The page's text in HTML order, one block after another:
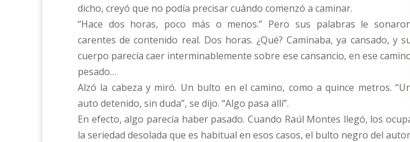
dicho, creyó que no podía precisar cuándo comenzó a caminar.
“Hace dos horas, poco más o menos.” Pero sus palabras le
carentes de contenido real. Dos horas. ¿Qué? Caminaba, ya cansado, y
cuerpo parecía caer interminablemente sobre ese cansancio, en ese
pesado…
Alzó la cabeza y miró. Un bulto en el camino, como a quince metros.
auto detenido, sin duda”, se dijo. “Algo pasa allí”.
En efecto, algo parecía haber pasado. Cuando Raúl Montes llegó, los
la seriedad desolada que es habitual en esos casos, el bulto negro del